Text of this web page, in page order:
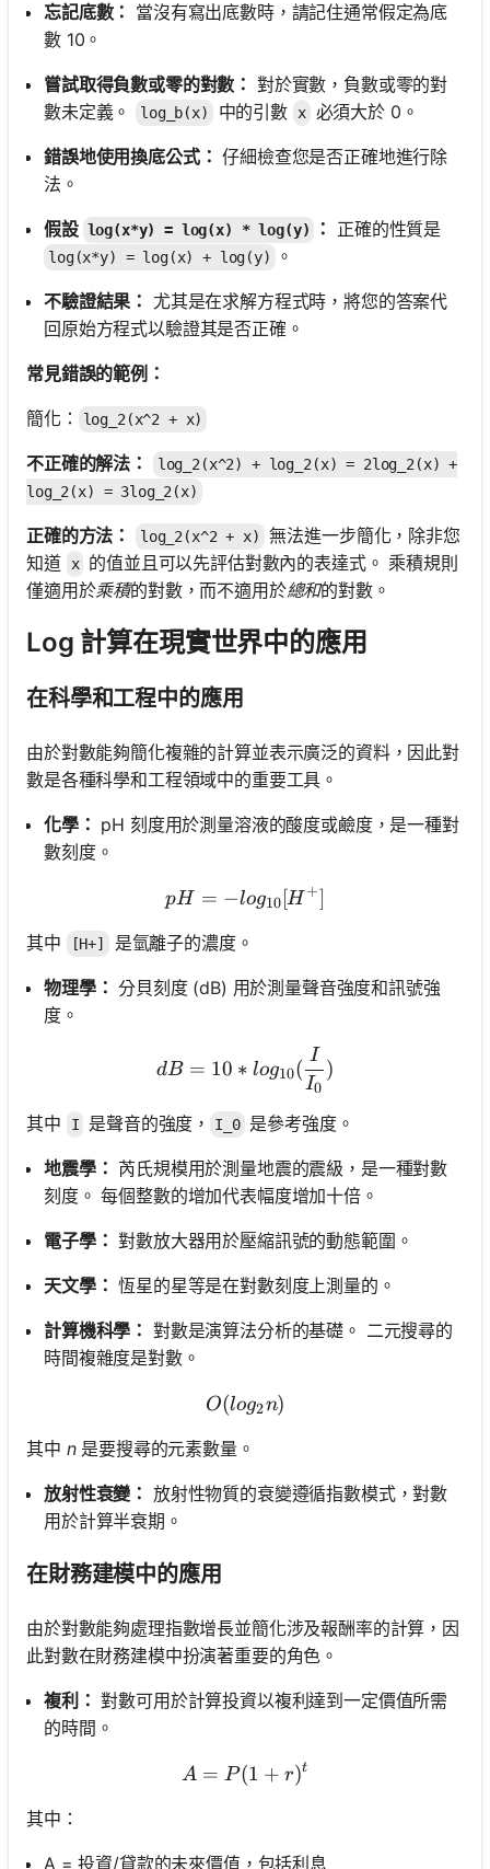
忘記底數： 當沒有寫出底數時，請記住通常假定為底
數 10。
嘗試取得負數或零的對數： 對於實數，負數或零的對
數未定義。
log_b(x) 中的引數 x 必須大於 0。
錯誤地使用換底公式： 仔細檢查您是否正確地進行除
法。
假設 log(x*y) = log(x) * log(y) ： 正確的性質是
log(x*y) = log(x) + log(y) 。
不驗證結果： 尤其是在求解方程式時，將您的答案代
回原始方程式以驗證其是否正確。
常見錯誤的範例：
簡化： log_2(x^2 + x)
不正確的解法：
log_2(x^2) + log_2(x) = 2log_2(x) +
log_2(x) = 3log_2(x)
正確的方法： log_2(x^2 + x)
無法進一步簡化，除非您
知道 x
的值並且可以先評估對數內的表達式。 乘積規則
僅適用於乘積的對數，而不適用於總和的對數。
Log 計算在現實世界中的應用
在科學和工程中的應用
由於對數能夠簡化複雜的計算並表示廣泛的資料，因此對
數是各種科學和工程領域中的重要工具。
化學： pH 刻度用於測量溶液的酸度或鹼度，是一種對
數刻度。
pH = -log_{10}[H^+]
pH = −log10 [H +]
其中 [H+] 是氫離子的濃度。
物理學： 分貝刻度 (dB) 用於測量聲音強度和訊號強
度。
dB = 10 *
dB = 10 ∗ log10(
I0
I
)
其中 I 是聲音的強度， I_0 是參考強度。
地震學： 芮氏規模用於測量地震的震級，是一種對數
刻度。 每個整數的增加代表幅度增加十倍。
電子學： 對數放大器用於壓縮訊號的動態範圍。
天文學： 恆星的星等是在對數刻度上測量的。
計算機科學： 對數是演算法分析的基礎。 二元搜尋的
時間複雜度是對數。
O(log_2 n)
O(log2n)
其中 n是要搜尋的元素數量。
放射性衰變： 放射性物質的衰變遵循指數模式，對數
用於計算半衰期。
在財務建模中的應用
由於對數能夠處理指數增長並簡化涉及報酬率的計算，因
此對數在財務建模中扮演著重要的角色。
複利： 對數可用於計算投資以複利達到一定價值所需
的時間。
A = P(1 + r)^t
A = P(1 + r)t
其中：
A = 投資/貸款的未來價值，包括利息